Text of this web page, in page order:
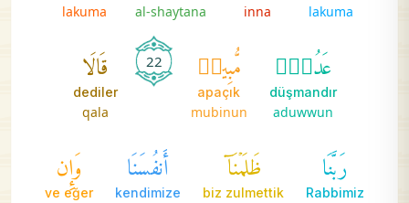
lakuma
inna
al-shaytana
lakuma
عَدُوّٞ
düşmandır
aduwwun
مُّبِينٞ
apaçık
mubinun
22 قَالَا
dediler
qala
رَبَّنَا
Rabbimiz
ظَلَمۡنَآ
biz zulmettik
أَنفُسَنَا
kendimize
وَإِن
ve eğer